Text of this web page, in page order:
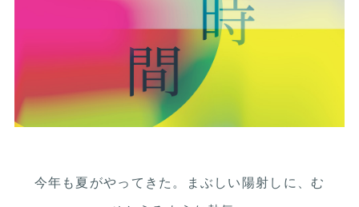
今年も夏がやってきた。まぶしい陽射しに、む